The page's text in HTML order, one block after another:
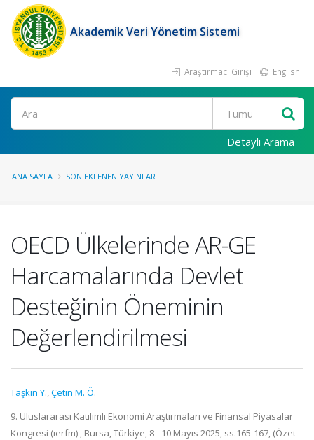
Akademik Veri Yönetim Sistemi
Araştırmacı Girişi English
Ara
Detaylı Arama
ANA SAYFA SON EKLENEN YAYINLAR
OECD Ülkelerinde AR-GE
Harcamalarında Devlet
Desteğinin Öneminin
Değerlendirilmesi
Taşkın Y.,Çetin M. Ö.
9. Uluslararası Katılımlı Ekonomi Araştırmaları ve Finansal Piyasalar
Kongresi (ıerfm) , Bursa, Türkiye, 8 - 10 Mayıs 2025, ss.165-167, (Özet